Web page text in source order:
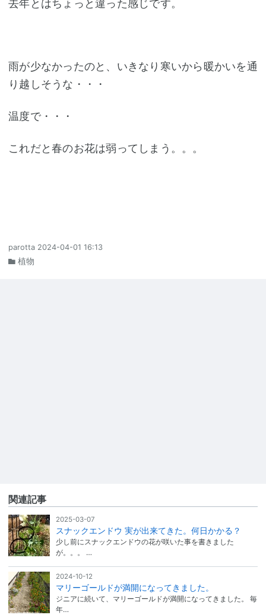
去年とはちょっと違った感じです。
雨が少なかったのと、いきなり寒いから暖かいを通
り越しそうな・・・
温度で・・・
これだと春のお花は弱ってしまう。。。
parotta 2024-04-01 16:13
植物
関連記事
2025-03-07
スナックエンドウ 実が出来てきた。何日かかる？
少し前にスナックエンドウの花が咲いた事を書きました
が。。。 …
2024-10-12
マリーゴールドが満開になってきました。
ジニアに続いて、マリーゴールドが満開になってきました。 毎
年…